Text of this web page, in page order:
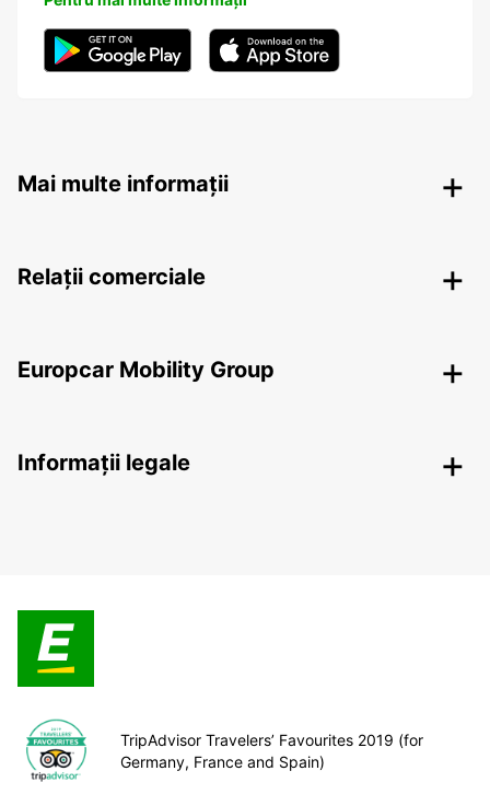
Mai multe informații
Relații comerciale
Europcar Mobility Group
Informații legale
TripAdvisor Travelers’ Favourites 2019 (for
Germany, France and Spain)